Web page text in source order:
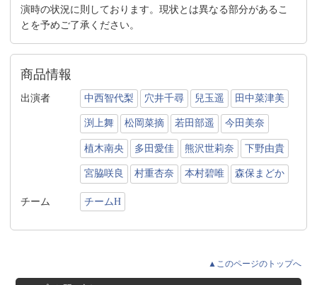
演時の状況に則しております。現状とは異なる部分があるこ
とを予めご了承ください。
商品情報
出演者 中西智代梨 穴井千尋 兒玉遥 田中菜津美
渕上舞 松岡菜摘 若田部遥 今田美奈
植木南央 多田愛佳 熊沢世莉奈 下野由貴
宮脇咲良 村重杏奈 本村碧唯 森保まどか
チーム チームH
▲このページのトップへ